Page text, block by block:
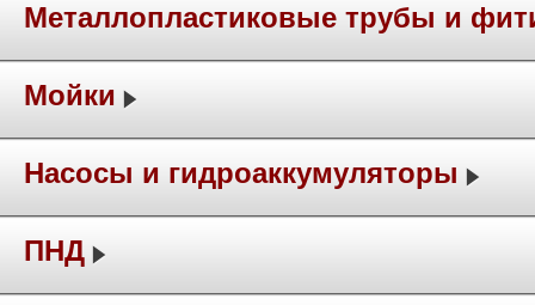
Металлопластиковые трубы и
Мойки
Насосы и гидроаккумуляторы
ПНД